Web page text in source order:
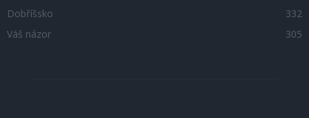
Dobříšsko
332
Váš názor
305